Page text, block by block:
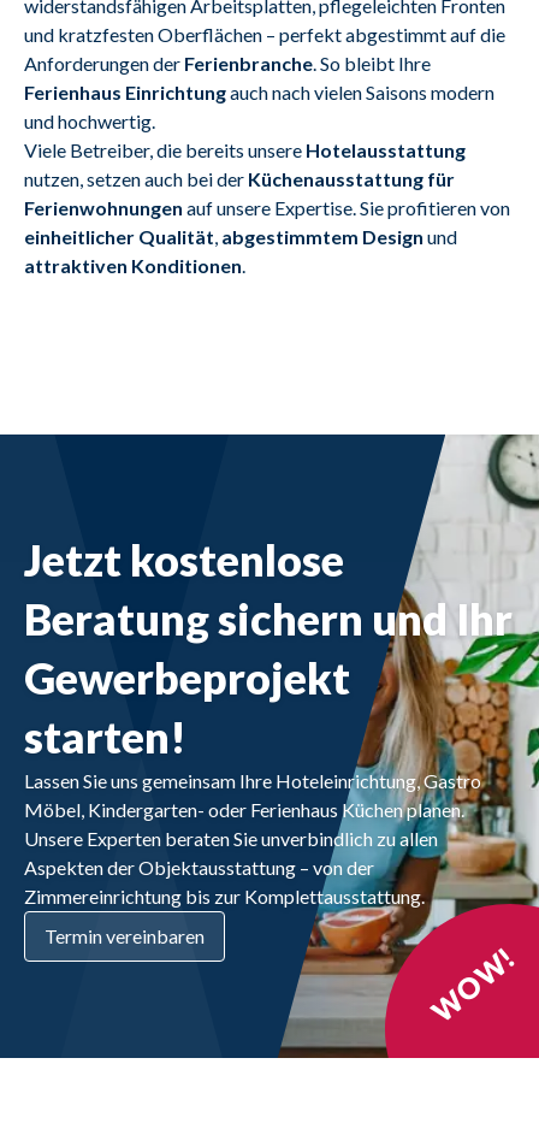
widerstandsfähigen Arbeitsplatten, pflegeleichten Fronten
und kratzfesten Oberflächen – perfekt abgestimmt auf die
Anforderungen der Ferienbranche
Ferienhaus Einrichtung auch nach vielen Saisons modern
und hochwertig.
Viele Betreiber, die bereits unsere Hotelausstattung
nutzen, setzen auch bei der Küchenausstattung für
Ferienwohnungen
einheitlicher Qualität, abgestimmtem Design
attraktiven Konditionen.
Jetzt kostenlose
Beratung sichern und Ihr
Gewerbeprojekt
starten!
Lassen Sie uns gemeinsam Ihre Hoteleinrichtung, Gastro
Möbel, Kindergarten- oder Ferienhaus Küchen planen.
Unsere Experten beraten Sie unverbindlich zu allen
Aspekten der Objektausstattung – von der
Zimmereinrichtung bis zur Komplettausstattung.
Termin vereinbaren
WOW!